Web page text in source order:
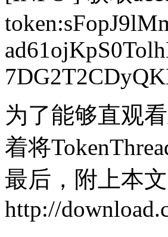
为了能够直观
着将
最后，附上本
http://